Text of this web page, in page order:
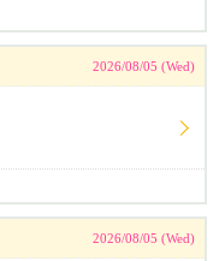
2026/08/05 (Wed)
2026/08/05 (Wed)